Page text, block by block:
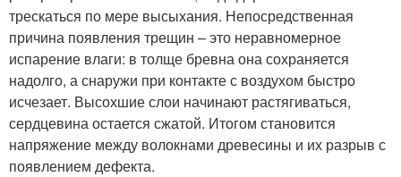
трескаться по мере высыхания. Непосредственная
причина появления трещин – это неравномерное
испарение влаги: в толще бревна она сохраняется
надолго, а снаружи при контакте с воздухом быстро
исчезает. Высохшие слои начинают растягиваться,
сердцевина остается сжатой. Итогом становится
напряжение между волокнами древесины и их разрыв с
появлением дефекта.